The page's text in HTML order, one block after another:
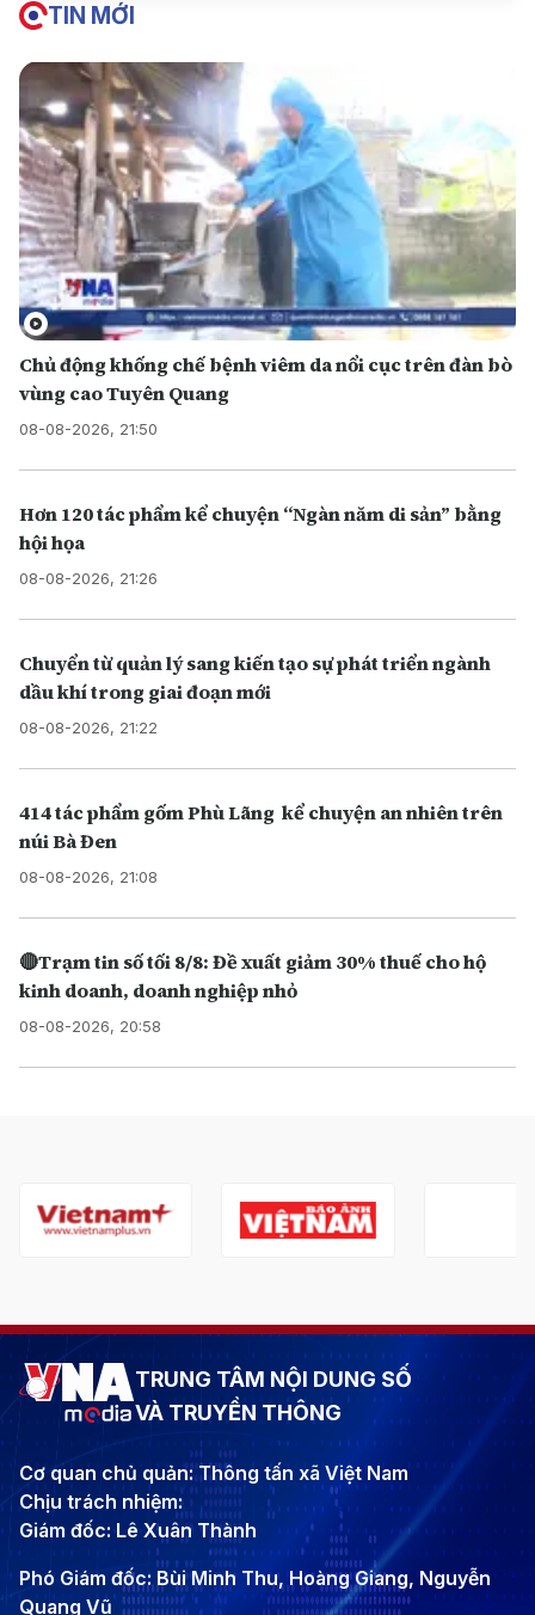
TIN MỚI
Chủ động khống chế bệnh viêm da nổi cục trên đàn bò
vùng cao Tuyên Quang
08-08-2026, 21:50
Hơn 120 tác phẩm kể chuyện “Ngàn năm di sản” bằng
hội họa
08-08-2026, 21:26
Chuyển từ quản lý sang kiến tạo sự phát triển ngành
dầu khí trong giai đoạn mới
08-08-2026, 21:22
414 tác phẩm gốm Phù Lãng kể chuyện an nhiên trên
núi Bà Đen
08-08-2026, 21:08
🔴Trạm tin số tối 8/8: Đề xuất giảm 30% thuế cho hộ
kinh doanh, doanh nghiệp nhỏ
08-08-2026, 20:58
TRUNG TÂM NỘI DUNG SỐ
VÀ TRUYỀN THÔNG
Cơ quan chủ quản: Thông tấn xã Việt Nam
Chịu trách nhiệm:
Giám đốc: Lê Xuân Thành
Phó Giám đốc: Bùi Minh Thu, Hoàng Giang, Nguyễn
Quang Vũ